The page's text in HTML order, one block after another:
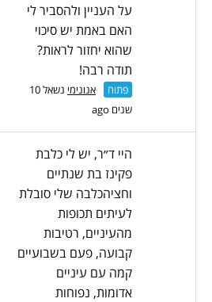
על העניין ולהסביר לי
האם באמת יש סיכוי
שהוא יחזור לראות?
תודה רבה!
פתוח אנונימי
נשאל 10
שנים ago
היי ד״ר, יש לי כלבת
פקינז בת שנתיים
וחציהכלבה שלי סובלת
לעיתים תכופות
מהעיניים, רטיבות
קבועה, פעם בשבועיים
קמה עם עיניים
אדומות, נפוחות